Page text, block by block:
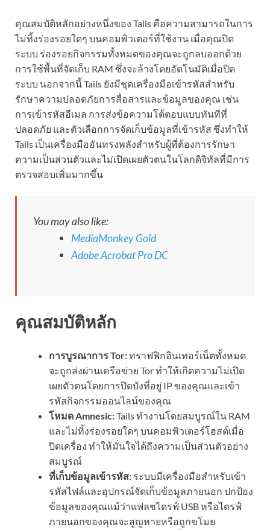
คุณสมบัติหลักอย่างหนึ่งของ Tails คือความสามารถในการ
ไม่ทิ้งร่องรอยใดๆ บนคอมพิวเตอร์ที่ใช้งาน เมื่อคุณปิด
ระบบ ร่องรอยกิจกรรมทั้งหมดของคุณจะถูกลบออกด้วย
การใช้พื้นที่จัดเก็บ RAM ซึ่งจะล้างโดยอัตโนมัติเมื่อปิด
ระบบ นอกจากนี้ Tails ยังมีชุดเครื่องมือเข้ารหัสสำหรับ
รักษาความปลอดภัยการสื่อสารและข้อมูลของคุณ เช่น
การเข้ารหัสอีเมล การส่งข้อความโต้ตอบแบบทันทีที่
ปลอดภัย และตัวเลือกการจัดเก็บข้อมูลที่เข้ารหัส ซึ่งทำให้
Tails เป็นเครื่องมืออันทรงพลังสำหรับผู้ที่ต้องการรักษา
ความเป็นส่วนตัวและไม่เปิดเผยตัวตนในโลกดิจิทัลที่มีการ
ตรวจสอบเพิ่มมากขึ้น
You may also like:
MediaMonkey Gold
Adobe Acrobat Pro DC
คุณสมบัติหลัก
การบูรณาการ Tor:ทราฟฟิกอินเทอร์เน็ตทั้งหมด
จะถูกส่งผ่านเครือข่าย Tor ทำให้เกิดความไม่เปิด
เผยตัวตนโดยการปิดบังที่อยู่ IP ของคุณและเข้า
รหัสกิจกรรมออนไลน์ของคุณ
โหมด Amnesic:Tails ทำงานโดยสมบูรณ์ใน RAM
และไม่ทิ้งร่องรอยใดๆ บนคอมพิวเตอร์โฮสต์เมื่อ
ปิดเครื่อง ทำให้มั่นใจได้ถึงความเป็นส่วนตัวอย่าง
สมบูรณ์
ที่เก็บข้อมูลเข้ารหัส: ระบบมีเครื่องมือสำหรับเข้า
รหัสไฟล์และอุปกรณ์จัดเก็บข้อมูลภายนอก ปกป้อง
ข้อมูลของคุณแม้ว่าแฟลชไดรฟ์ USB หรือไดรฟ์
ภายนอกของคุณจะสูญหายหรือถูกขโมย